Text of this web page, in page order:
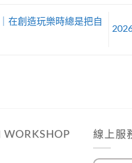
在創造玩樂時總是把自
WORKSHOP 線上服